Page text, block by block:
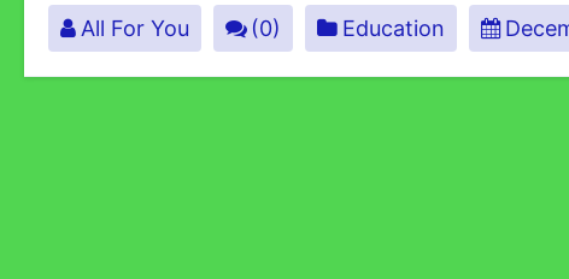
All For You (0) Education